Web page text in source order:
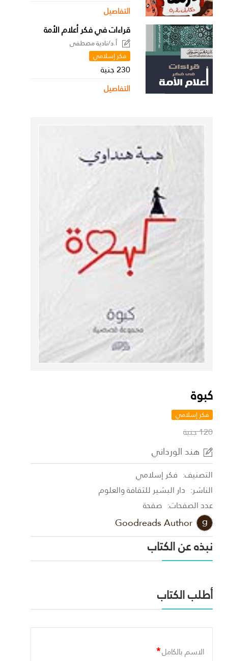
التفاصيل
قراءات في فكر أعلام الأمة
أ.د/نادية مصطفى
فكر إسلامي
230 جنية
التفاصيل
كبوة
فكر إسلامي
120 جنية
هند الورداني
التصنيف: فكر إسلامي
الناشر: دار البشير للثقافة والعلوم
عدد الصفحات: صفحة
Goodreads Author
نبذه عن الكتاب
أطلب الكتاب
الاسم بالكامل*